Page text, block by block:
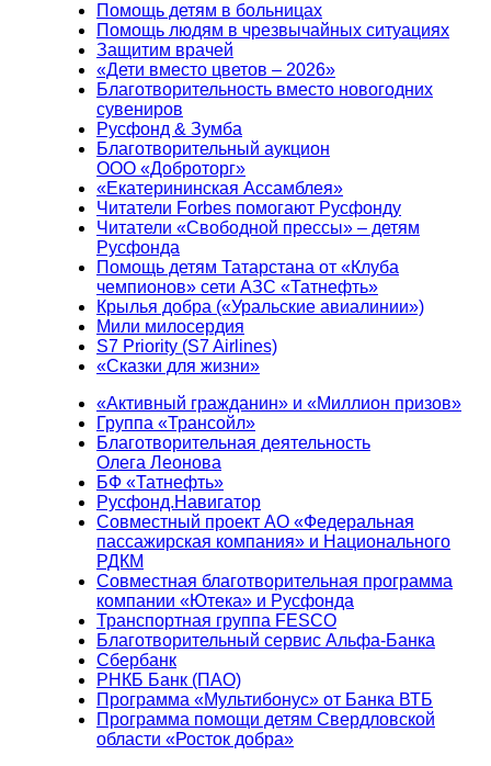
Помощь детям в больницах
Помощь людям в чрезвычайных ситуациях
Защитим врачей
«Дети вместо цветов – 2026»
Благотворительность вместо новогодних
сувениров
Русфонд & Зумба
Благотворительный аукцион
ООО «Доброторг»
«Екатерининская Ассамблея»
Читатели Forbes помогают Русфонду
Читатели «Свободной прессы» – детям
Русфонда
Помощь детям Татарстана от «Клуба
чемпионов» сети АЗС «Татнефть»
Крылья добра («Уральские авиалинии»)
Мили милосердия
S7 Priority (S7 Airlines)
«Сказки для жизни»
«Активный гражданин» и «Миллион призов»
Группа «Трансойл»
Благотворительная деятельность
Олега Леонова
БФ «Татнефть»
Русфонд.Навигатор
Совместный проект АО «Федеральная
пассажирская компания» и Национального
РДКМ
Совместная благотворительная программа
компании «Ютека» и Русфонда
Транспортная группа FESCO
Благотворительный сервис Альфа-Банка
Сбербанк
РНКБ Банк (ПАО)
Программа «Мультибонус» от Банка ВТБ
Программа помощи детям Свердловской
области «Росток добра»